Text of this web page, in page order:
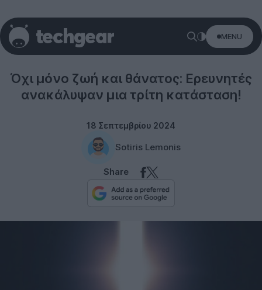
MENU
Όχι μόνο ζωή και θάνατος: Ερευνητές
ανακάλυψαν μια τρίτη κατάσταση!
18 Σεπτεμβρίου 2024
Sotiris Lemonis
Share